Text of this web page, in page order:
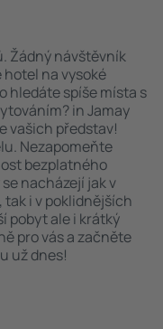
Žádný návštěvník
na vysoké
hledáte spíše místa s
in Jamay
vašich představ!
Nezapomeňte
bezplatného
nacházejí jak v
i v poklidnějších
pobyt ale i krátký
pro vás a začněte
už dnes!